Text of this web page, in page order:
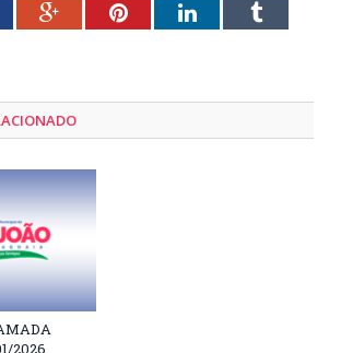
Google+PinterestLinkedInTumblr
2026